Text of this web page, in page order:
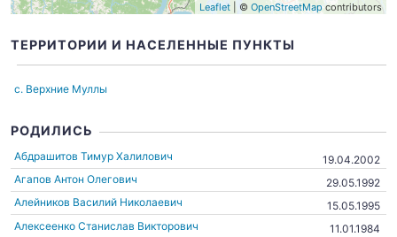
Leaflet | © OpenStreetMap contributors
ТЕРРИТОРИИ И НАСЕЛЕННЫЕ ПУНКТЫ
с. Верхние Муллы
РОДИЛИСЬ
Абдрашитов Тимур Халилович
19.04.2002
Агапов Антон Олегович
29.05.1992
Алейников Василий Николаевич
15.05.1995
Алексеенко Станислав Викторович
11.01.1984